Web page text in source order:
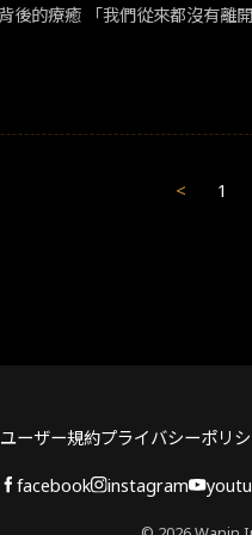
< 1
ユーザー規約プライバシーポリ
facebook instagram